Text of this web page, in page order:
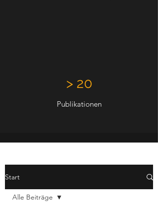
> 20
Publikationen
Start
Alle Beiträge